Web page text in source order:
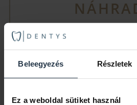
Beleegyezés Részletek
Ez a weboldal sütiket használ
1